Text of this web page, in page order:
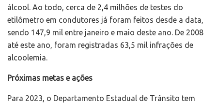
álcool. Ao todo, cerca de 2,4 milhões de testes do
etilômetro em condutores já foram feitos desde a data,
sendo 147,9 mil entre janeiro e maio deste ano. De 2008
até este ano, foram registradas 63,5 mil infrações de
alcoolemia.
Próximas metas e ações
Para 2023, o Departamento Estadual de Trânsito tem